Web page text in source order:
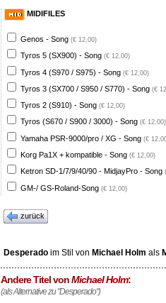
MIDIFILES
Genos - Song (€ 12,00)
Tyros 5 (SX900) - Song (€ 12,00)
Tyros 4 (S970 / S975) - Song (€ 12,00)
Tyros 3 (SX700 / S950 / S770) - Song (€
Tyros 2 (S910) - Song (€ 12,00)
Tyros (S670 / S900 / 3000) - Song (€ 12,00)
Yamaha PSR-9000/pro / XG - Song (€
Korg Pa1X + kompatible - Song (€ 12,00)
Ketron SD-1/7/9/40/90 - MidjayPro - Song
GM-/ GS-Roland-Song (€ 12,00)
zurück
Desperadoim Stil von Michael Holm als
Andere Titel vonMichael Holm:
(als Alternative zu "Desperado")